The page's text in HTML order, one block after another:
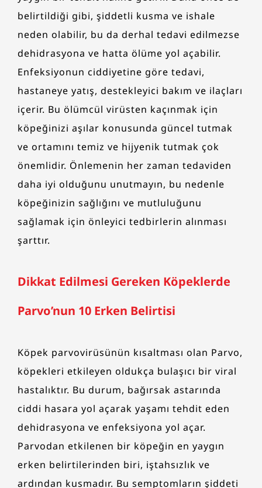
belirtildiği gibi, şiddetli kusma ve ishale
neden olabilir, bu da derhal tedavi edilmezse
dehidrasyona ve hatta ölüme yol açabilir.
Enfeksiyonun ciddiyetine göre tedavi,
hastaneye yatış, destekleyici bakım ve ilaçları
içerir. Bu ölümcül virüsten kaçınmak için
köpeğinizi aşılar konusunda güncel tutmak
ve ortamını temiz ve hijyenik tutmak çok
önemlidir. Önlemenin her zaman tedaviden
daha iyi olduğunu unutmayın, bu nedenle
köpeğinizin sağlığını ve mutluluğunu
sağlamak için önleyici tedbirlerin alınması
şarttır.
Dikkat Edilmesi Gereken Köpeklerde
Parvo’nun 10 Erken Belirtisi
Köpek parvovirüsünün kısaltması olan Parvo,
köpekleri etkileyen oldukça bulaşıcı bir viral
hastalıktır. Bu durum, bağırsak astarında
ciddi hasara yol açarak yaşamı tehdit eden
dehidrasyona ve enfeksiyona yol açar.
Parvodan etkilenen bir köpeğin en yaygın
erken belirtilerinden biri, iştahsızlık ve
ardından kusmadır. Bu semptomların şiddeti